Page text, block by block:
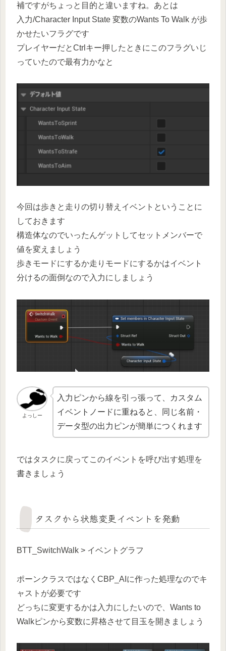
補ですがちょっと目的と違いますね。あとは
入力/Character Input State 変数のWants To Walk が歩
かせたいフラグです
プレイヤーだとCtrlキー押したときにこのフラグいじ
っていたので最有力かなと
今回は歩きと走りの切り替えイベントということに
しておきます
構造体なのでいったんゲットしてセットメンバーで
値を変えましょう
歩きモードにするか走りモードにするかはイベント
分けるの面倒なので入力にしましょう
よっしー
入力ピンから線を引っ張って、カスタム
イベントノードに重ねると、同じ名前・
データ型の出力ピンが簡単につくれます
ではタスクに戻ってこのイベントを呼び出す処理を
書きましょう
タスクから状態変更イベントを発動
BTT_SwitchWalk > イベントグラフ
ポーンクラスではなくCBP_AIに作った処理なのでキ
ャストが必要です
どっちに変更するかは入力にしたいので、Wants to
Walkピンから変数に昇格させて目玉を開きましょう